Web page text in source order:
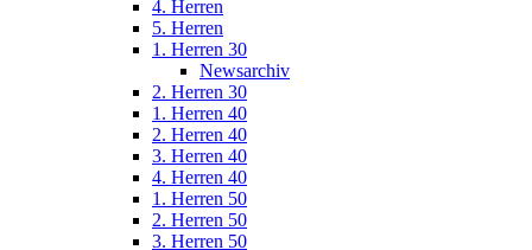
4. Herren
5. Herren
1. Herren 30
Newsarchiv
2. Herren 30
1. Herren 40
2. Herren 40
3. Herren 40
4. Herren 40
1. Herren 50
2. Herren 50
3. Herren 50